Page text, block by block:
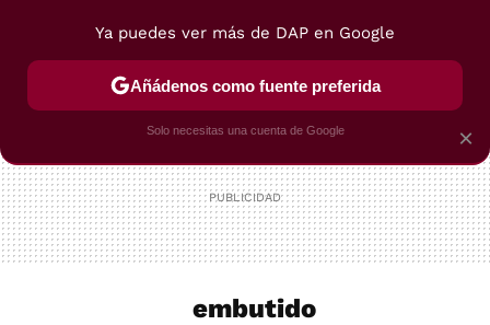
POSTRES VIAJES SELECCIÓN VEGUI
embutido
×
Ya puedes ver más de DAP en Google
Añádenos como fuente preferida
Solo necesitas una cuenta de Google